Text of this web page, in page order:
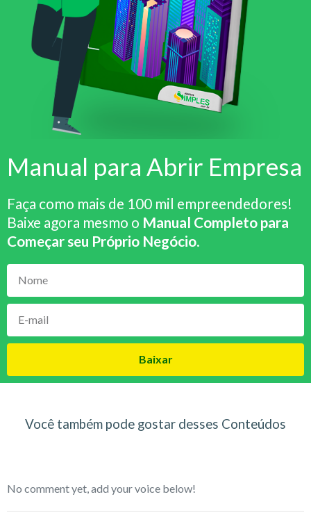
Manual para Abrir Empresa
Faça como mais de 100 mil empreendedores!
Baixe agora mesmo o Manual Completo para
Começar seu Próprio Negócio.
Baixar
Você também pode gostar desses Conteúdos
No comment yet, add your voice below!